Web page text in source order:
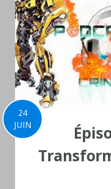
24
JUIN